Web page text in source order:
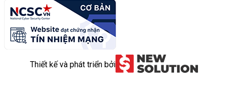
Thiết kế và phát triển bởi